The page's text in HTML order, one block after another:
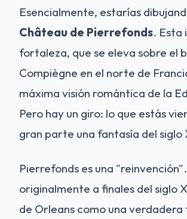
Esencialmente, estarías
Château de Pierrefonds. Esta
fortaleza, que se eleva sobre el
Compiègne en el norte de
máxima visión romántica de la
Pero hay un giro: lo que estás
gran parte una fantasía del siglo
Pierrefonds es una
originalmente a finales del siglo
de Orleans como una